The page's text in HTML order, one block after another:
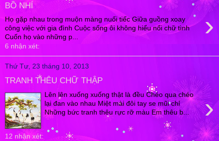
BỒ NHÍ
›
Họ gặp nhau trong muộn màng nuối tiếc Giữa guồng xoay
công việc với gia đình Cuộc sống ôi không hiểu nổi chữ tình
Cuốn họ vào những p...
6 nhận xét:
Thứ Tư, 23 tháng 10, 2013
TRANH THÊU CHỮ THẬP
›
Lên lên xuống xuống thật là đều Chéo qua chéo
lại đan vào nhau Miệt mài đôi tay se mũi chỉ
Những bức tranh thêu rực rỡ màu Em thêu b...
12 nhận xét: